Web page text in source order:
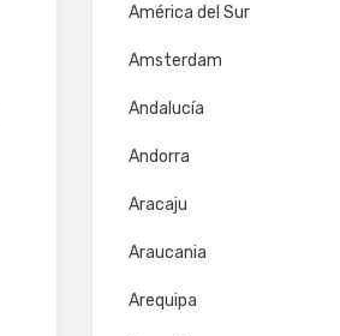
América del Sur
Amsterdam
Andalucía
Andorra
Aracaju
Araucania
Arequipa